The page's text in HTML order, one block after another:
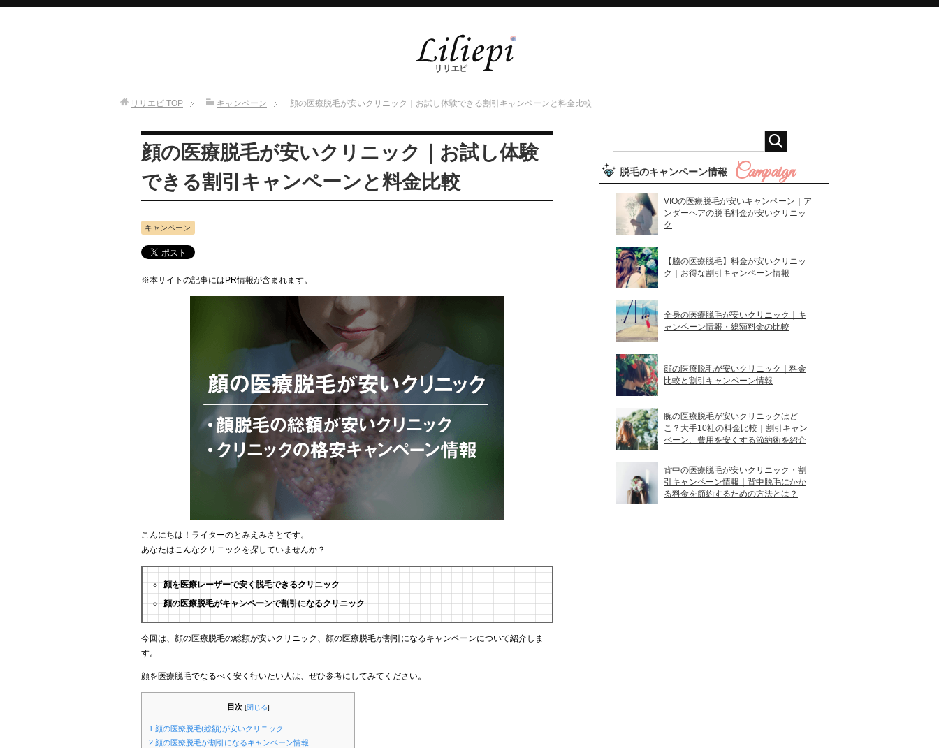
リリエピ TOP キャンペーン 顔の医療脱毛が安いクリニック｜お試し体験できる割引キャンペーンと料金比較
顔の医療脱毛が安いクリニック｜お試し体験
できる割引キャンペーンと料金比較
キャンペーン
※本サイトの記事にはPR情報が含まれます。
こんにちは！ライターのとみえみさとです。
あなたはこんなクリニックを探していませんか？
顔を医療レーザーで安く脱毛できるクリニック
顔の医療脱毛がキャンペーンで割引になるクリニック
今回は、顔の医療脱毛の総額が安いクリニック、顔の医療脱毛が割引になるキャンペーンについて紹介しま
す。
顔を医療脱毛でなるべく安く行いたい人は、ぜひ参考にしてみてください。
目次 [閉じる]
1.顔の医療脱毛(総額)が安いクリニック
2.顔の医療脱毛が割引になるキャンペーン情報
脱毛のキャンペーン情報
VIOの医療脱毛が安いキャンペーン｜ア
ンダーヘアの脱毛料金が安いクリニッ
ク
【脇の医療脱毛】料金が安いクリニッ
ク｜お得な割引キャンペーン情報
全身の医療脱毛が安いクリニック｜キ
ャンペーン情報・総額料金の比較
顔の医療脱毛が安いクリニック｜料金
比較と割引キャンペーン情報
腕の医療脱毛が安いクリニックはど
こ？大手10社の料金比較｜割引キャン
ペーン、費用を安くする節約術を紹介
背中の医療脱毛が安いクリニック・割
引キャンペーン情報｜背中脱毛にかか
る料金を節約するための方法とは？